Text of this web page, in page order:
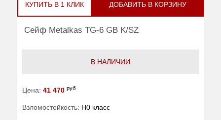
КУПИТЬ В 1 КЛИК ДОБАВИТЬ В КОРЗИНУ
Сейф Metalkas TG-6 GB K/SZ
В НАЛИЧИИ
Цена: 41 470 руб
Взломостойкость: H0 класс